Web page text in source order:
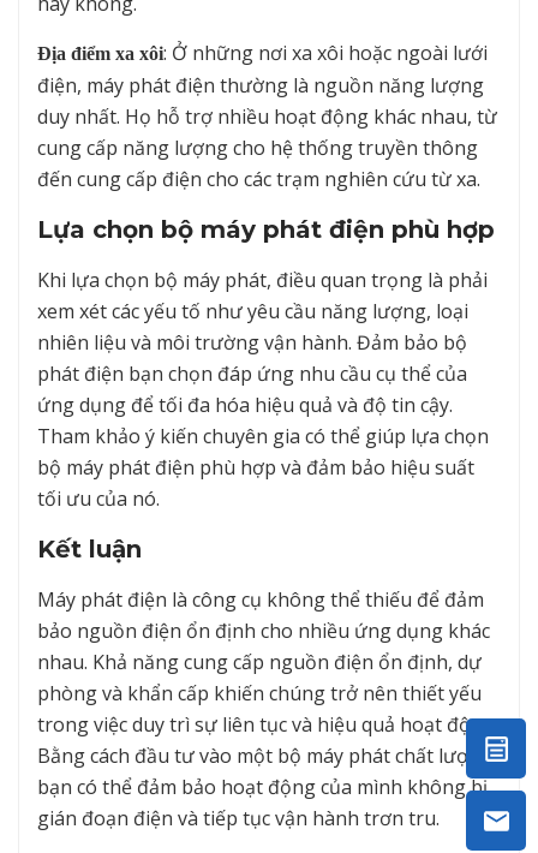
Địa điểm xa xôi: Ở những nơi xa xôi hoặc ngoài lưới
điện, máy phát điện thường là nguồn năng lượng
duy nhất. Họ hỗ trợ nhiều hoạt động khác nhau, từ
cung cấp năng lượng cho hệ thống truyền thông
đến cung cấp điện cho các trạm nghiên cứu từ xa.
Lựa chọn bộ máy phát điện phù hợp
Khi lựa chọn bộ máy phát, điều quan trọng là phải
xem xét các yếu tố như yêu cầu năng lượng, loại
nhiên liệu và môi trường vận hành. Đảm bảo bộ
phát điện bạn chọn đáp ứng nhu cầu cụ thể của
ứng dụng để tối đa hóa hiệu quả và độ tin cậy.
Tham khảo ý kiến chuyên gia có thể giúp lựa chọn
bộ máy phát điện phù hợp và đảm bảo hiệu suất
tối ưu của nó.
Kết luận
Máy phát điện là công cụ không thể thiếu để đảm
bảo nguồn điện ổn định cho nhiều ứng dụng khác
nhau. Khả năng cung cấp nguồn điện ổn định, dự
phòng và khẩn cấp khiến chúng trở nên thiết yếu
trong việc duy trì sự liên tục và hiệu quả hoạt động.
Bằng cách đầu tư vào một bộ máy phát chất lượng,
bạn có thể đảm bảo hoạt động của mình không bị
gián đoạn điện và tiếp tục vận hành trơn tru.